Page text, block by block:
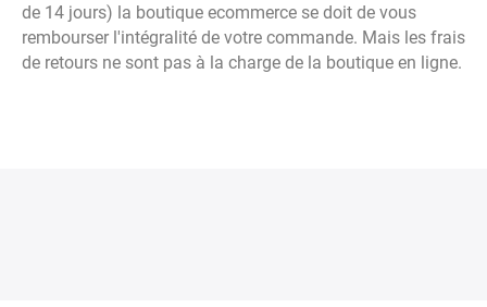
de 14 jours) la boutique ecommerce se doit de vous
rembourser l'intégralité de votre commande. Mais les frais
de retours ne sont pas à la charge de la boutique en ligne.